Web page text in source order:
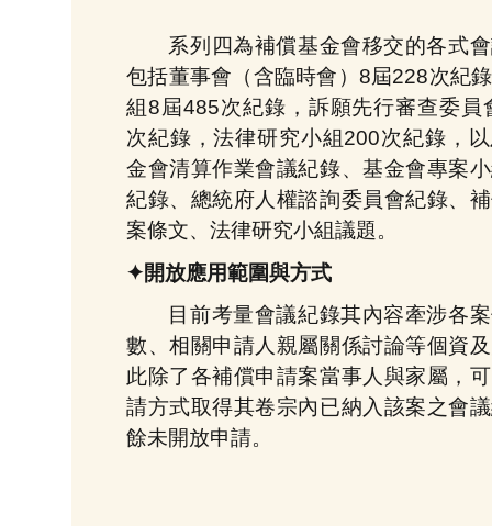
系列四為補償基金會移交的各式
包括董事會（含臨時會）8屆228次紀
組8屆485次紀錄，訴願先行審查委員
次紀錄，法律研究小組200次紀錄，
金會清算作業會議紀錄、基金會專案
紀錄、總統府人權諮詢委員會紀錄、
案條文、法律研究小組議題。
✦開放應用範圍與方式
目前考量會議紀錄其內容牽涉各
數、相關申請人親屬關係討論等個資
此除了各補償申請案當事人與家屬，
請方式取得其卷宗內已納入該案之會
餘未開放申請。